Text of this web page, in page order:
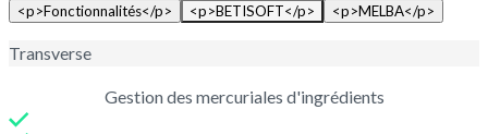
<p>Fonctionnalités</p> <p>BETISOFT</p> <p>MELBA</p>
Transverse
Gestion des mercuriales d'ingrédients